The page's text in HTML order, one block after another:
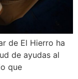
de El Hierro ha
de ayudas al
que